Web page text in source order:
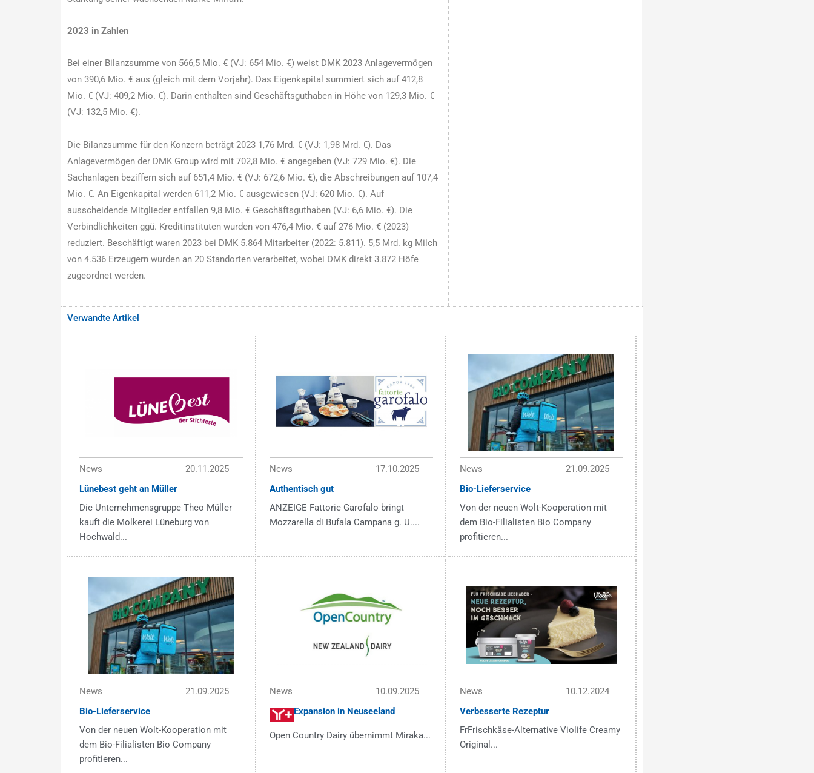
2023 in Zahlen
Bei einer Bilanzsumme von 566,5 Mio. € (VJ: 654 Mio. €) weist DMK 2023 Anlagevermögen
von 390,6 Mio. € aus (gleich mit dem Vorjahr). Das Eigenkapital summiert sich auf 412,8
Mio. € (VJ: 409,2 Mio. €). Darin enthalten sind Geschäftsguthaben in Höhe von 129,3 Mio. €
(VJ: 132,5 Mio. €).
Die Bilanzsumme für den Konzern beträgt 2023 1,76 Mrd. € (VJ: 1,98 Mrd. €). Das
Anlagevermögen der DMK Group wird mit 702,8 Mio. € angegeben (VJ: 729 Mio. €). Die
Sachanlagen beziffern sich auf 651,4 Mio. € (VJ: 672,6 Mio. €), die Abschreibungen auf 107,4
Mio. €. An Eigenkapital werden 611,2 Mio. € ausgewiesen (VJ: 620 Mio. €). Auf
ausscheidende Mitglieder entfallen 9,8 Mio. € Geschäftsguthaben (VJ: 6,6 Mio. €). Die
Verbindlichkeiten ggü. Kreditinstituten wurden von 476,4 Mio. € auf 276 Mio. € (2023)
reduziert. Beschäftigt waren 2023 bei DMK 5.864 Mitarbeiter (2022: 5.811). 5,5 Mrd. kg Milch
von 4.536 Erzeugern wurden an 20 Standorten verarbeitet, wobei DMK direkt 3.872 Höfe
zugeordnet werden.
Verwandte Artikel
News
20.11.2025
Lünebest geht an Müller
Die Unternehmensgruppe Theo Müller
kauft die Molkerei Lüneburg von
Hochwald...
News
17.10.2025
Authentisch gut
ANZEIGE Fattorie Garofalo bringt
Mozzarella di Bufala Campana g. U....
News
21.09.2025
Bio-Lieferservice
Von der neuen Wolt-Kooperation mit
dem Bio-Filialisten Bio Company
profitieren...
News
21.09.2025
Bio-Lieferservice
Von der neuen Wolt-Kooperation mit
dem Bio-Filialisten Bio Company
profitieren...
News
10.09.2025
Expansion in Neuseeland
Open Country Dairy übernimmt Miraka...
News
10.12.2024
Verbesserte Rezeptur
FrFrischkäse-Alternative Violife Creamy
Original...